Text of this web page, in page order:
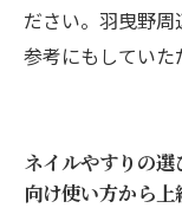
ださい。羽曳野
参考にもしていた
ネイルやすりの
向け使い方から